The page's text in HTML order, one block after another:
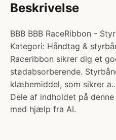
Beskrivelse
BBB BBB RaceRibbon -
Kategori: Håndtag &
Raceribbon sikrer dig et
stødabsorberende.
klæbemiddel, som sikrer
Dele af indholdet på
med hjælp fra AI.